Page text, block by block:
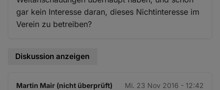
gar kein Interesse daran, dieses Nichtinteresse im
Verein zu betreiben?
Diskussion anzeigen
Martin Mair (nicht überprüft) Mi. 23 Nov 2016 - 12:42